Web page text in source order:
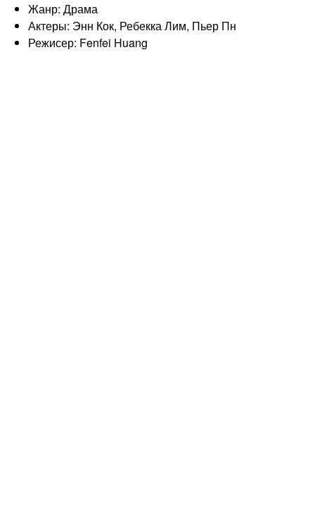
Жанр: Драма
Актеры: Энн Кок, Ребекка Лим, Пьер Пн
Режисер: Fenfei Huang